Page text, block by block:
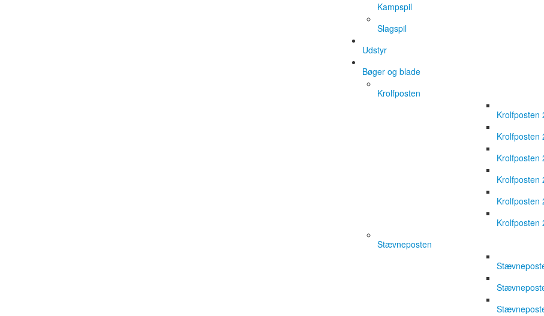
Kampspil
Slagspil
Udstyr
Bøger og blade
Krolfposten
Krolfposten
Krolfposten
Krolfposten
Krolfposten
Krolfposten
Krolfposten
Stævneposten